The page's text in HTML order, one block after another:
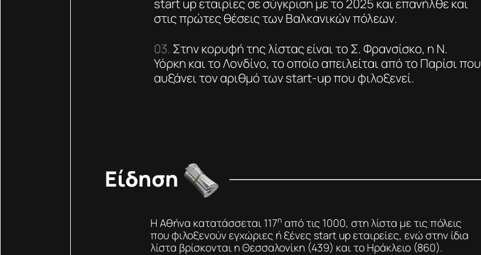
start up εταιρίες σε σύγκριση με το 2025 και επανήλθε και
στις πρώτες θέσεις των Βαλκανικών πόλεων.
Στην κορυφή της λίστας είναι το Σ. Φρανσίσκο, η Ν.
Υόρκη και το Λονδίνο, το οποίο απειλείται από το Παρίσι που
αυξάνει τον αριθμό των start-up που φιλοξενεί.
Είδηση
Η Αθήνα κατατάσσεται 117η από τις 1000, στη λίστα με τις πόλεις
που φιλοξενούν εγχώριες ή ξένες start up εταιρείες, ενώ στην ίδια
λίστα βρίσκονται η Θεσσαλονίκη (439) και το Ηράκλειο (860).